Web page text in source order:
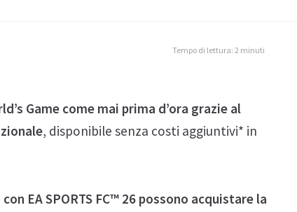
Tempo di lettura: 2 minuti
Game come mai prima d’ora grazie al
, disponibile senza costi aggiuntivi* in
EA SPORTS FC™ 26 possono acquistare la